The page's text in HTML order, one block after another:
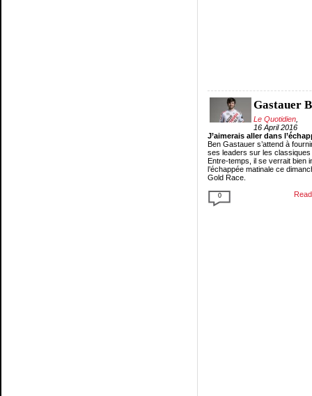
Gastauer
Le Quotidien
16 April 2016
J’aimerais aller dans
Ben Gastauer s’attend à
ses leaders sur les
Entre-temps, il se verrait bien
l’échappée matinale ce
Gold Race.
0